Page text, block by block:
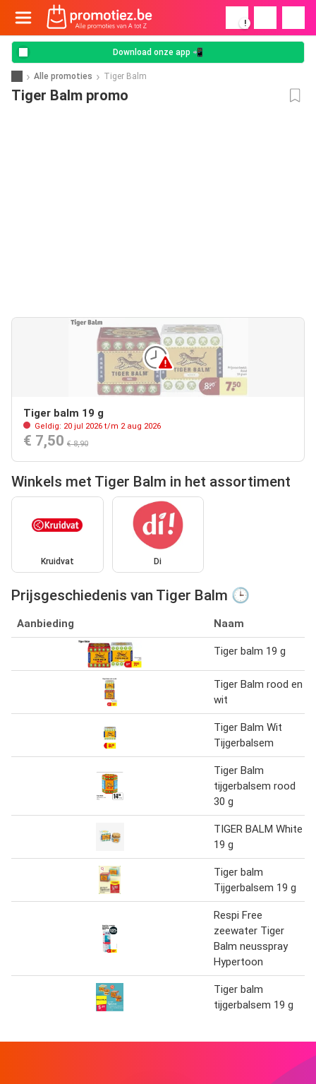
!
Download onze app 📲
Alle promoties Tiger Balm
Tiger Balm promo
Tiger balm 19 g
Geldig: 20 jul 2026 t/m 2 aug 2026
€ 7,50 € 8,90
Winkels met Tiger Balm in het assortiment
Kruidvat Di
Prijsgeschiedenis van Tiger Balm 🕒
Aanbieding Naam
Tiger balm 19 g
Tiger Balm rood en
wit
Tiger Balm Wit
Tijgerbalsem
Tiger Balm
tijgerbalsem rood
30 g
TIGER BALM White
19 g
Tiger balm
Tijgerbalsem 19 g
Respi Free
zeewater Tiger
Balm neusspray
Hypertoon
Tiger balm
tijgerbalsem 19 g